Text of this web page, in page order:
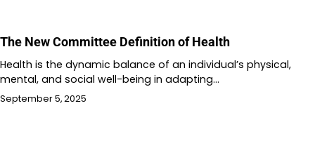
The New Committee Definition of Health
Health is the dynamic balance of an individual’s physical,
mental, and social well-being in adapting…
September 5, 2025